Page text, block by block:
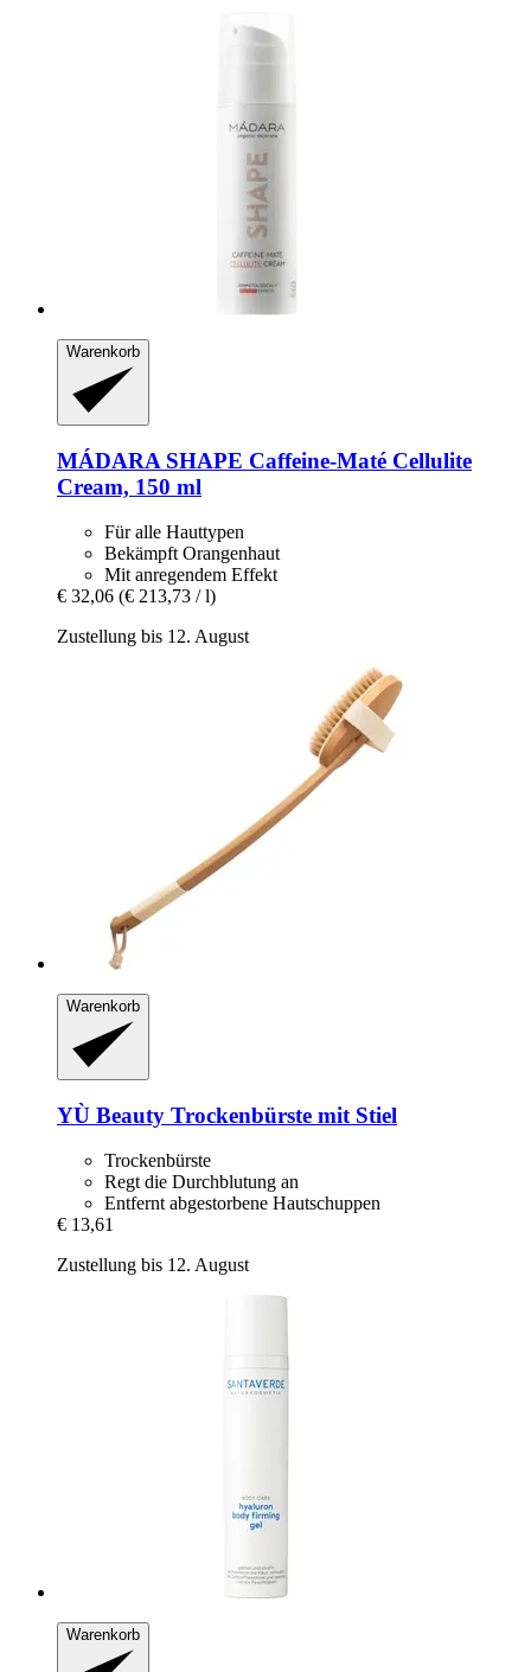
Warenkorb
MÁDARA SHAPE Caffeine-​Maté Cellulite
Cream, 150 ml
Für alle Hauttypen
Bekämpft Orangenhaut
Mit anregendem Effekt
€ 32,06 (€ 213,73 / l)
Zustellung bis 12. August
Warenkorb
YÙ Beauty Trockenbürste mit Stiel
Trockenbürste
Regt die Durchblutung an
Entfernt abgestorbene Hautschuppen
€ 13,61
Zustellung bis 12. August
Warenkorb